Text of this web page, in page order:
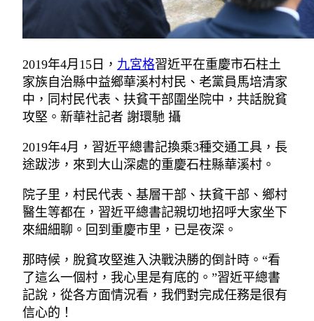
2019年4月15日， 九宮格習近平在重慶市石柱土
家族自治縣中益鄉華溪村村民、老黨員馬培清家
中，同村民代表、扶貧干部圍坐院中，共話脫貧
攻堅。新華社記者 謝環馳 攝
2019年4月，習近平總書記換乘3種交通工具，長
途跋涉，來到大山深處的重慶石柱縣華溪村。
院子里，村民代表、基層干部、扶貧干部、鄉村
醫生等都在，習近平總書記親切地招呼大家坐下
來細細聊。回到重慶市里，已是夜深。
那時候，脫貧攻堅進入決戰決勝的倒計時。“看
了這么一個村，我心里是有底的。”習近平總書
記說，從各方面情況看，我們對完成任務是很有
信心的！